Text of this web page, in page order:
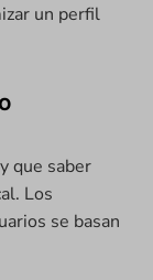
un perfil
que saber
Los
se basan